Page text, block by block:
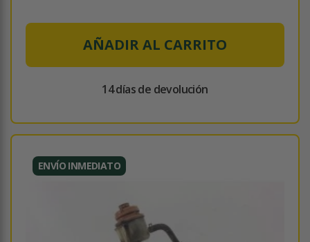
AÑADIR AL CARRITO
14 días de devolución
ENVÍO INMEDIATO